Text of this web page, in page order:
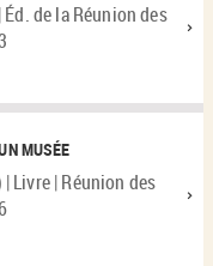
Éd. de la Réunion des
MUSÉE
Livre | Réunion des